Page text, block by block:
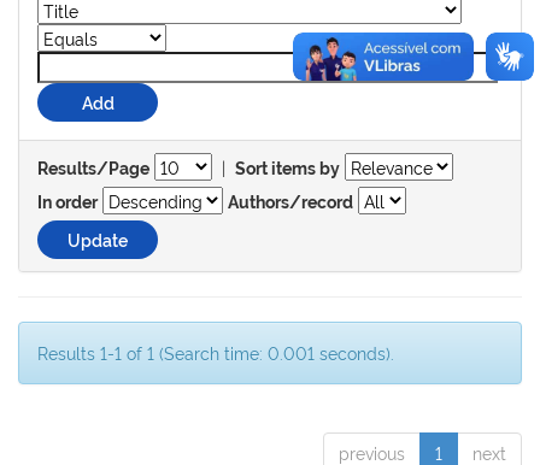
Results/Page | Sort items by
In order
Authors/record
Results 1-1 of 1 (Search time: 0.001 seconds).
previous 1 next